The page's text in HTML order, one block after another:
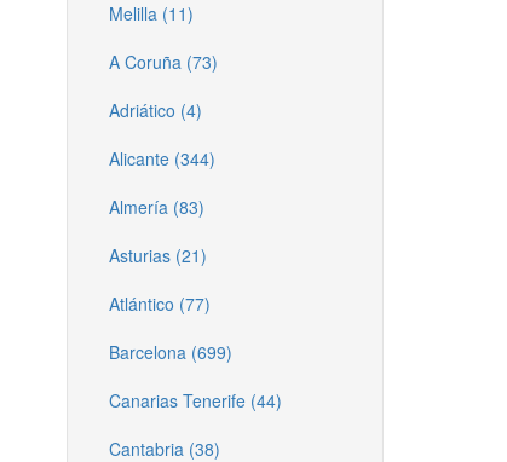
Melilla (11)
A Coruña (73)
Adriático (4)
Alicante (344)
Almería (83)
Asturias (21)
Atlántico (77)
Barcelona (699)
Canarias Tenerife (44)
Cantabria (38)